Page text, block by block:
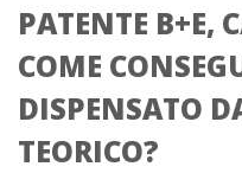
PATENTE B+E,
COME
DISPENSATO
TEORICO?